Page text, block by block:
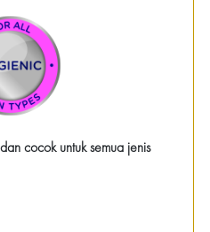
dan cocok untuk semua jenis